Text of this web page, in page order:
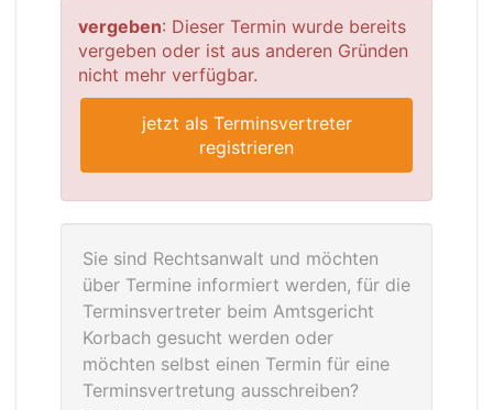
vergeben: Dieser Termin wurde bereits
vergeben oder ist aus anderen Gründen
nicht mehr verfügbar.
jetzt als Terminsvertreter
registrieren
Sie sind Rechtsanwalt und möchten
über Termine informiert werden, für die
Terminsvertreter beim Amtsgericht
Korbach gesucht werden oder
möchten selbst einen Termin für eine
Terminsvertretung ausschreiben?